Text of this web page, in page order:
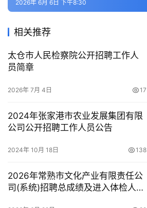
2026年 6月 6日 下午8:30
相关推荐
太仓市人民检察院公开招聘工作人
员简章
2026年 7月 4日 17
2024年张家港市农业发展集团有限
公司公开招聘工作人员公告
2024年 10月 18日 138
2026年常熟市文化产业有限责任公
司(系统)招聘总成绩及进入体检人员